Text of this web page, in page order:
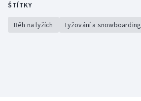
ŠTÍTKY
Běh na lyžích Lyžování a snowboarding